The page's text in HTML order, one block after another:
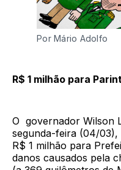
Por Mário Adolfo
R$ 1 milhão para
O governador Wilson
segunda-feira (04/
R$ 1 milhão para
danos causados pela